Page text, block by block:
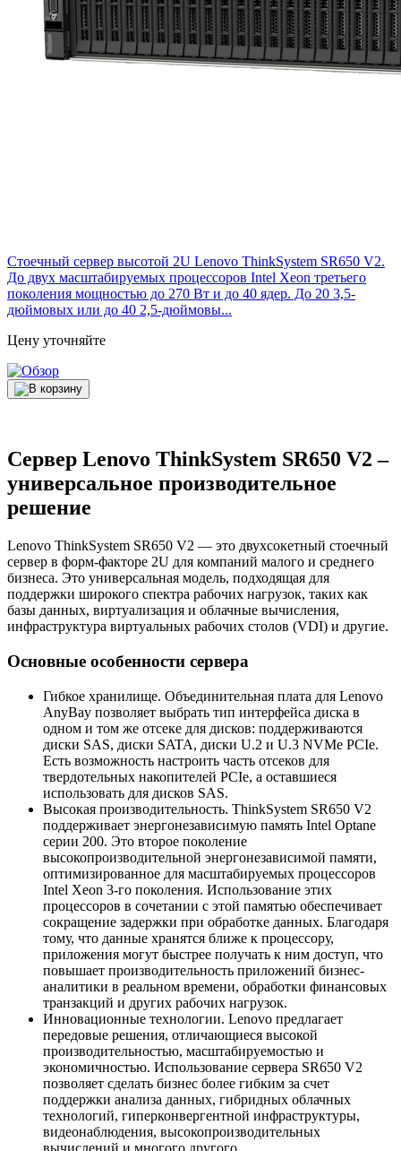
Стоечный сервер высотой 2U Lenovo ThinkSystem SR650 V2.
До двух масштабируемых процессоров Intel Xeon третьего
поколения мощностью до 270 Вт и до 40 ядер. До 20 3,5-
дюймовых или до 40 2,5-дюймовы...
Цену уточняйте
Сервер Lenovo ThinkSystem SR650 V2 –
универсальное производительное
решение
Lenovo ThinkSystem SR650 V2 — это двухсокетный стоечный
сервер в форм-факторе 2U для компаний малого и среднего
бизнеса. Это универсальная модель, подходящая для
поддержки широкого спектра рабочих нагрузок, таких как
базы данных, виртуализация и облачные вычисления,
инфраструктура виртуальных рабочих столов (VDI) и другие.
Основные особенности сервера
Гибкое хранилище. Объединительная плата для Lenovo
AnyBay позволяет выбрать тип интерфейса диска в
одном и том же отсеке для дисков: поддерживаются
диски SAS, диски SATA, диски U.2 и U.3 NVMe PCIe.
Есть возможность настроить часть отсеков для
твердотельных накопителей PCIe, а оставшиеся
использовать для дисков SAS.
Высокая производительность. ThinkSystem SR650 V2
поддерживает энергонезависимую память Intel Optane
серии 200. Это второе поколение
высокопроизводительной энергонезависимой памяти,
оптимизированное для масштабируемых процессоров
Intel Xeon 3-го поколения. Использование этих
процессоров в сочетании с этой памятью обеспечивает
сокращение задержки при обработке данных. Благодаря
тому, что данные хранятся ближе к процессору,
приложения могут быстрее получать к ним доступ, что
повышает производительность приложений бизнес-
аналитики в реальном времени, обработки финансовых
транзакций и других рабочих нагрузок.
Инновационные технологии. Lenovo предлагает
передовые решения, отличающиеся высокой
производительностью, масштабируемостью и
экономичностью. Использование сервера SR650 V2
позволяет сделать бизнес более гибким за счет
поддержки анализа данных, гибридных облачных
технологий, гиперконвергентной инфраструктуры,
видеонаблюдения, высокопроизводительных
вычислений и многого другого.